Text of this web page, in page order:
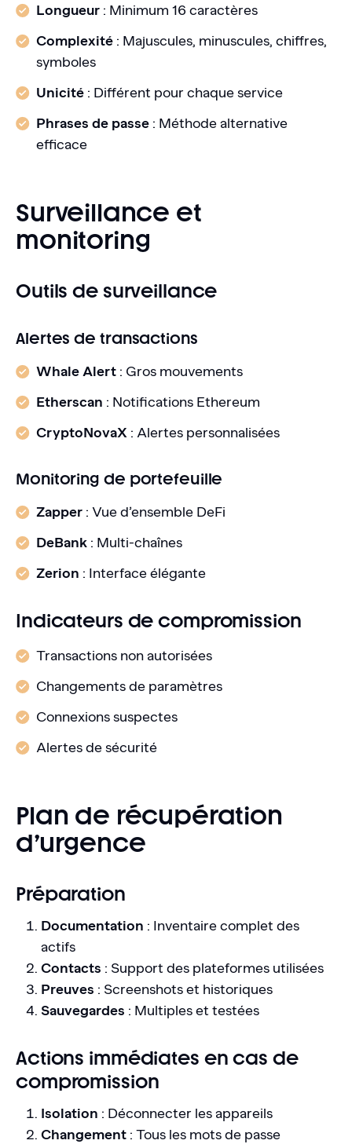
Longueur : Minimum 16 caractères
Complexité : Majuscules, minuscules, chiffres,
symboles
Unicité : Différent pour chaque service
Phrases de passe : Méthode alternative
efficace
Surveillance et
monitoring
Outils de surveillance
Alertes de transactions
Whale Alert : Gros mouvements
Etherscan : Notifications Ethereum
CryptoNovaX : Alertes personnalisées
Monitoring de portefeuille
Zapper : Vue d’ensemble DeFi
DeBank : Multi-chaînes
Zerion : Interface élégante
Indicateurs de compromission
Transactions non autorisées
Changements de paramètres
Connexions suspectes
Alertes de sécurité
Plan de récupération
d’urgence
Préparation
Documentation : Inventaire complet des
actifs
Contacts : Support des plateformes utilisées
Preuves : Screenshots et historiques
Sauvegardes : Multiples et testées
Actions immédiates en cas de
compromission
Isolation : Déconnecter les appareils
Changement : Tous les mots de passe